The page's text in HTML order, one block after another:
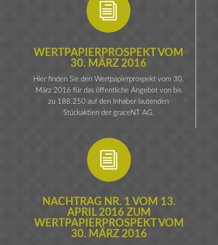
i
WERTPAPIERPROSPEKT VOM
30. MÄRZ 2016
Hier finden Sie den Wertpapierprospekt vom 30.
März 2016 für das öffentliche Angebot von bis
zu 188.250 auf den Inhaber lautenden
Stückaktien der graceNT AG.
i
NACHTRAG NR. 1 VOM 13.
APRIL 2016 ZUM
WERTPAPIERPROSPEKT VOM
30. MÄRZ 2016